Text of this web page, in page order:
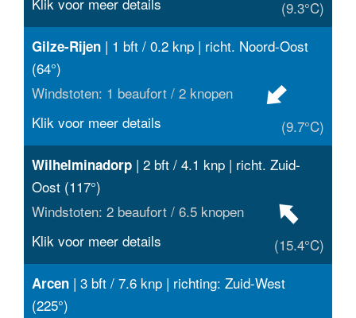
(9.3°C)
Gilze-Rijen | 1 bft / 0.2 knp | richt. Noord-Oost
(64°)
Windstoten: 1 beaufort / 2 knopen
(9.7°C)
Klik voor meer details
Wilhelminadorp | 2 bft / 4.1 knp | richt. Zuid-
Oost (117°)
Windstoten: 2 beaufort / 6.5 knopen
(15.4°C)
Klik voor meer details
Arcen | 3 bft / 7.6 knp | richting: Zuid-West
(225°)